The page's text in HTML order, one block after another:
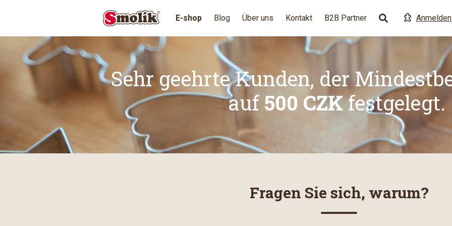
E-shop Blog Über uns Kontakt B2B Partner Anmelden
Sehr geehrte Kunden, der
auf500 CZKfestgelegt.
Fragen Sie sich, warum?